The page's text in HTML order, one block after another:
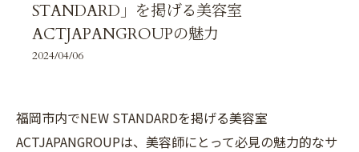
STANDARD」を掲げる美容室
ACTJAPANGROUPの魅力
2024/04/06
福岡市内でNEW STANDARDを掲げる美容室
ACTJAPANGROUPは、美容師にとって必見の魅力的なサ